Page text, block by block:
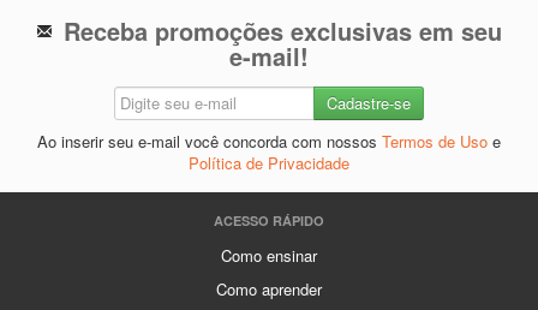
Receba promoções exclusivas em seu
e-mail!
Ao inserir seu e-mail você concorda com nossos Termos de Uso e
Política de Privacidade
ACESSO RÁPIDO
Como ensinar
Como aprender